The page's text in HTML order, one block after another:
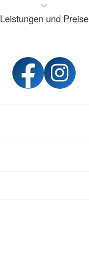
Leistungen und Preise